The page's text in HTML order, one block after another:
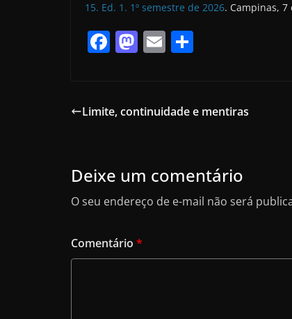
15. Ed. 1. 1º semestre de 2026. Campinas, 7
F
e
o
k
M
o
n
E
l e
Limite, continuidade e mentiras
Deixe um comentário
O seu endereço de e-mail não será
Comentário *